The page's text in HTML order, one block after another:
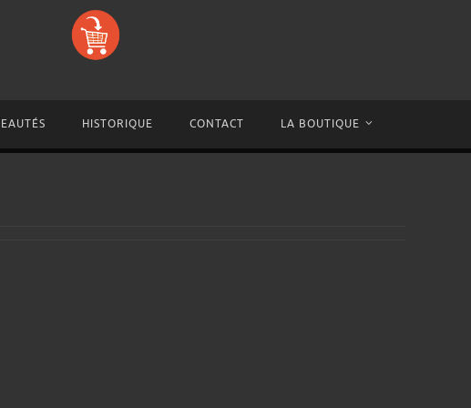
HISTORIQUE CONTACT LA BOUTIQUE